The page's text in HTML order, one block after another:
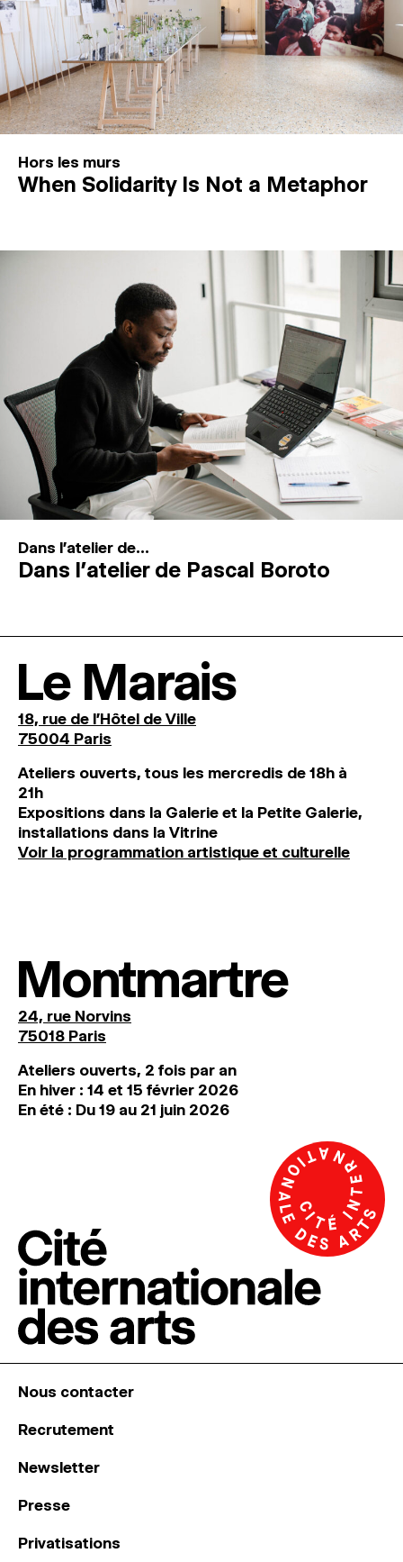
Hors les murs
When Solidarity Is Not a Metaphor
Dans l'atelier de...
Dans l’atelier de Pascal Boroto
Le Marais
18, rue de l'Hôtel de Ville
75004 Paris
Ateliers ouverts, tous les mercredis de 18h à
21h
Expositions dans la Galerie et la Petite Galerie,
installations dans la Vitrine
Voir la programmation artistique et culturelle
Montmartre
24, rue Norvins
75018 Paris
Ateliers ouverts, 2 fois par an
En hiver : 14 et 15 février 2026
En été : Du 19 au 21 juin 2026
Nous contacter
Recrutement
Newsletter
Presse
Privatisations